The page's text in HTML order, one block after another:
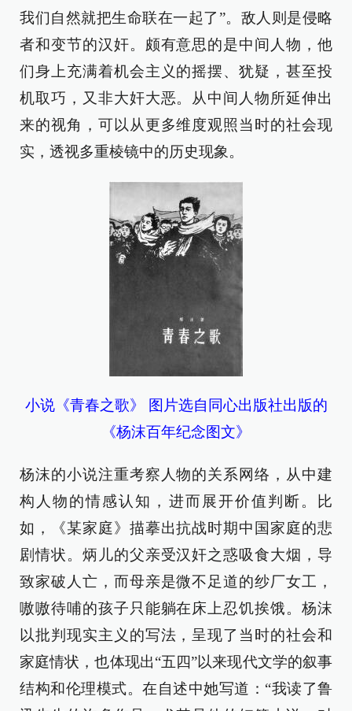
我们自然就把生命联在一起了”。敌人则是侵略
者和变节的汉奸。颇有意思的是中间人物，他
们身上充满着机会主义的摇摆、犹疑，甚至投
机取巧，又非大奸大恶。从中间人物所延伸出
来的视角，可以从更多维度观照当时的社会现
实，透视多重棱镜中的历史现象。
小说《青春之歌》 图片选自同心出版社出版的
《杨沫百年纪念图文》
杨沫的小说注重考察人物的关系网络，从中建
构人物的情感认知，进而展开价值判断。比
如，《某家庭》描摹出抗战时期中国家庭的悲
剧情状。炳儿的父亲受汉奸之惑吸食大烟，导
致家破人亡，而母亲是微不足道的纱厂女工，
嗷嗷待哺的孩子只能躺在床上忍饥挨饿。杨沫
以批判现实主义的写法，呈现了当时的社会和
家庭情状，也体现出“五四”以来现代文学的叙事
结构和伦理模式。在自述中她写道：“我读了鲁